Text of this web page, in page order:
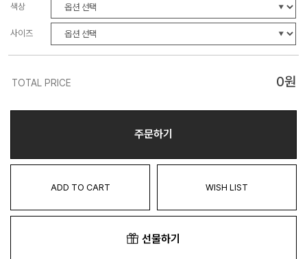
색상
사이즈
TOTAL PRICE 0원
주문하기
ADD TO CART WISH LIST
선물하기